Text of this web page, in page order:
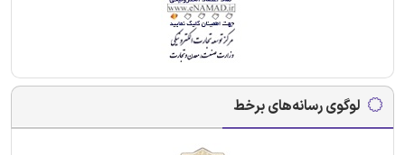
لوگوی رسانه‌های برخط